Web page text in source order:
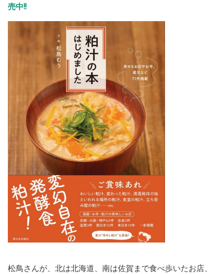
売中!!
松鳥さんが、北は北海道、南は佐賀まで食べ歩いたお店、